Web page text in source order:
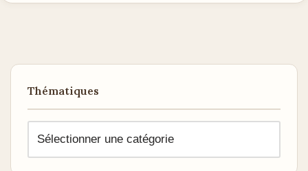
Thématiques